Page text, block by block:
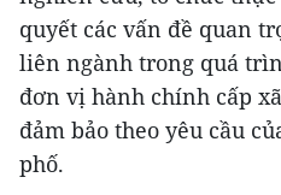
quyết các vấn đề quan
liên ngành trong quá
đơn vị hành chính cấp
đảm bảo theo yêu cầu
phố.